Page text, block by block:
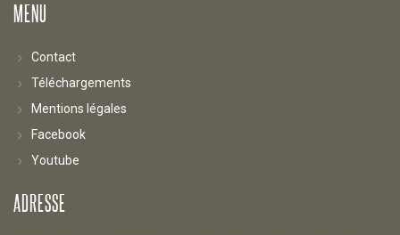
MENU
Contact
Téléchargements
Mentions légales
Facebook
Youtube
ADRESSE